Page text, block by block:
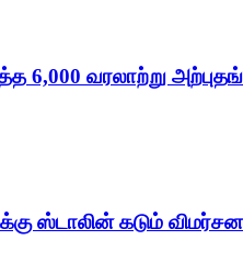
6,000 வரலாற்று
ஸ்டாலின் கடும்